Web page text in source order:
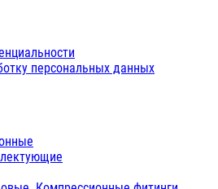
персональных данных